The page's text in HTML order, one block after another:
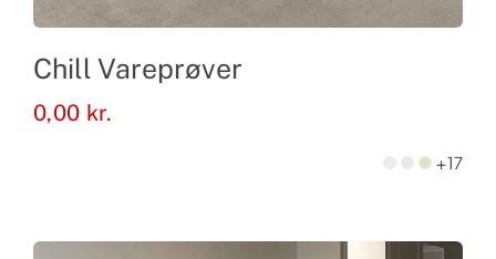
Chill Vareprøver
0,00 kr.
+17